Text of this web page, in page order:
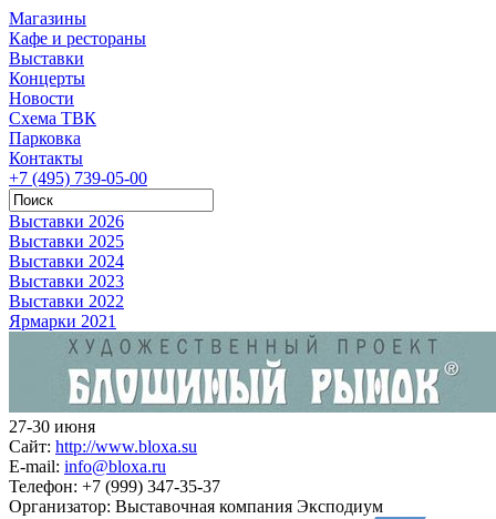
Магазины
Кафе и рестораны
Выставки
Концерты
Новости
Схема ТВК
Парковка
Контакты
+7 (495) 739-05-00
Выставки 2026
Выставки 2025
Выставки 2024
Выставки 2023
Выставки 2022
Ярмарки 2021
27-30 июня
Сайт: http://www.bloxa.su
E-mail: info@bloxa.ru
Телефон: +7 (999) 347-35-37
Организатор: Выставочная компания Эксподиум